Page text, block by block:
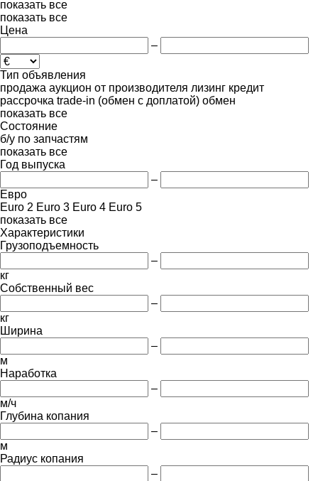
показать все
показать все
Цена
–
Тип объявления
продажа аукцион от производителя лизинг кредит
рассрочка trade-in (обмен с доплатой) обмен
показать все
Состояние
б/у по запчастям
показать все
Год выпуска
–
Евро
Euro 2 Euro 3 Euro 4 Euro 5
показать все
Характеристики
Грузоподъемность
–
кг
Собственный вес
–
кг
Ширина
–
м
Наработка
–
м/ч
Глубина копания
–
м
Радиус копания
–